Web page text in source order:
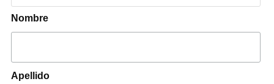
Nombre
Apellido